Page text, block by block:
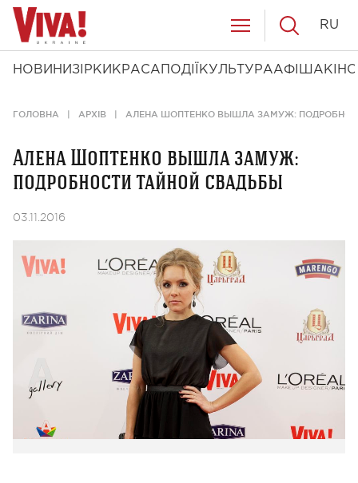
НОВИНИ ЗІРКИ КРАСА ПОДІЇ КУЛЬТУРААФІША КІНО
RU
ГОЛОВНА АРХІВ АЛЕНА ШОПТЕНКО ВЫШЛА ЗАМУЖ:
Алена Шоптенко вышла замуж:
подробности тайной свадьбы
03.11.2016